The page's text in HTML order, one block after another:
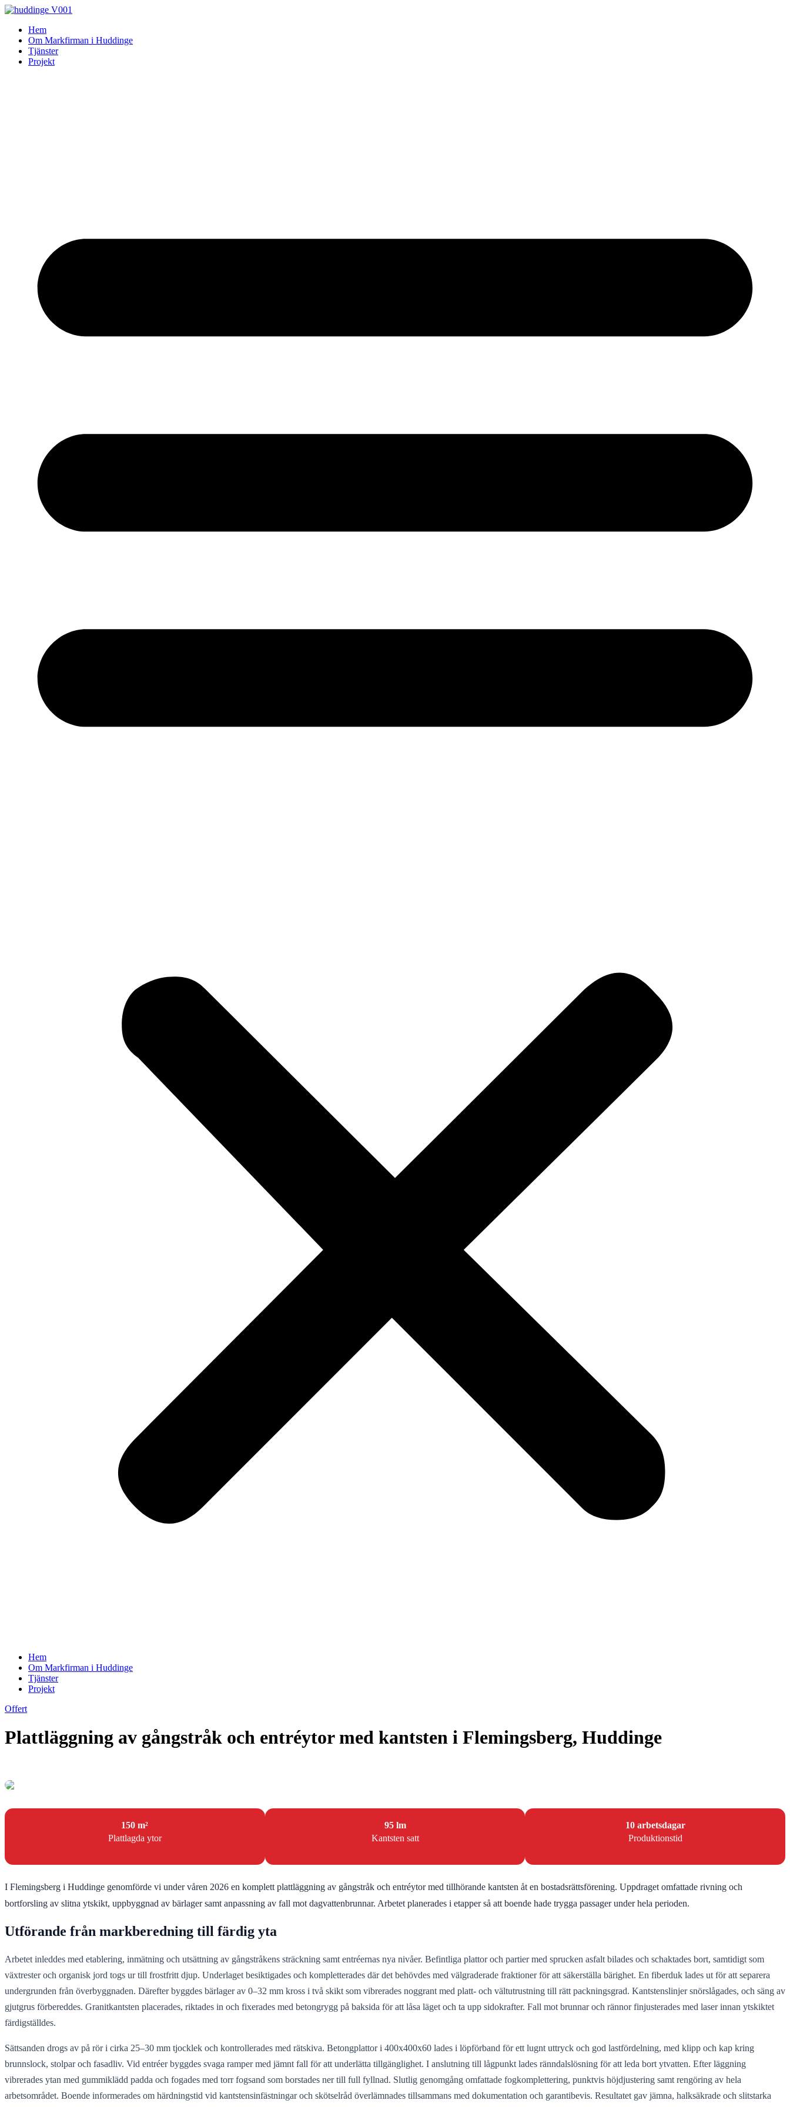
Skip
contentHem
Om Markfirman i Huddinge
Tjänster
Projekt
Hem
Om Markfirman i Huddinge
Tjänster
Projekt
Offert
Plattläggning av gångstråk och entréytor med kantsten i Flemingsberg, Huddinge
150 m²
Plattlagda ytor
95 lm
Kantsten satt
10 arbetsdagar
Produktionstid
I Flemingsberg i Huddinge genomförde vi under våren 2026 en komplett plattläggning av gångstråk och entréytor med tillhörande kantsten åt en bostadsrättsförening. Uppdraget omfattade rivning och
bortforsling av slitna ytskikt, uppbyggnad av bärlager samt anpassning av fall mot dagvattenbrunnar. Arbetet planerades i etapper så att boende hade trygga passager under hela perioden.
Utförande från markberedning till färdig yta
Arbetet inleddes med etablering, inmätning och utsättning av gångstråkens sträckning samt entréernas nya nivåer. Befintliga plattor och partier med sprucken asfalt bilades och schaktades bort, samtidigt som
växtrester och organisk jord togs ur till frostfritt djup. Underlaget besiktigades och kompletterades där det behövdes med välgraderade fraktioner för att säkerställa bärighet. En fiberduk lades ut för att separera
undergrunden från överbyggnaden. Därefter byggdes bärlager av 0–32 mm kross i två skikt som vibrerades noggrant med platt- och vältutrustning till rätt packningsgrad. Kantstenslinjer snörslågades, och säng av
gjutgrus förbereddes. Granitkantsten placerades, riktades in och fixerades med betongrygg på baksida för att låsa läget och ta upp sidokrafter. Fall mot brunnar och rännor finjusterades med laser innan ytskiktet
färdigställdes.
Sättsanden drogs av på rör i cirka 25–30 mm tjocklek och kontrollerades med rätskiva. Betongplattor i 400x400x60 lades i löpförband för ett lugnt uttryck och god lastfördelning, med klipp och kap kring
brunnslock, stolpar och fasadliv. Vid entréer byggdes svaga ramper med jämnt fall för att underlätta tillgänglighet. I anslutning till lågpunkt lades ränndalslösning för att leda bort ytvatten. Efter läggning
vibrerades ytan med gummiklädd padda och fogades med torr fogsand som borstades ner till full fyllnad. Slutlig genomgång omfattade fogkomplettering, punktvis höjdjustering samt rengöring av hela
arbetsområdet. Boende informerades om härdningstid vid kantstensinfästningar och skötselråd överlämnades tillsammans med dokumentation och garantibevis. Resultatet gav jämna, halksäkrade och slitstarka